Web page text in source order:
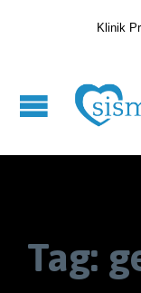
Klinik
Tag: